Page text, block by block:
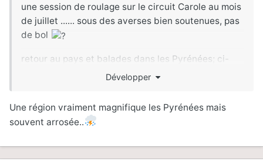
une session de roulage sur le circuit Carole au mois
de juillet ...... sous des averses bien soutenues, pas
de bol
retour au pays et balades dans les Pyrénées; ci-
joint photos par ex d'une 1ère sortie avec un pote
Aragon) sur 2 jours. Départ par Peyresourde Aspin
Tourmalet Soulor Aubisque Portalet pour passer
côté Espagnol ou la température est plus élevée et
variés avec l'impression de passer par l'Australie ou
Développer
Une région vraiment magnifique les Pyrénées mais
souvent arrosée..